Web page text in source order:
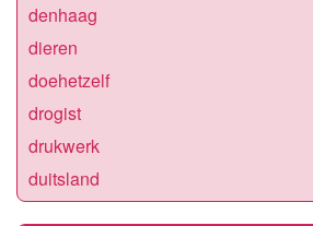
denhaag
dieren
doehetzelf
drogist
drukwerk
duitsland